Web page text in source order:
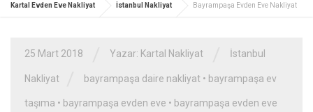
Kartal Evden Eve Nakliyat İstanbul Nakliyat Bayrampaşa Evden Eve Nakliyat
25 Mart 2018 Yazar: Kartal Nakliyat İstanbul
Nakliyat bayrampaşa daire nakliyat • bayrampaşa ev
taşıma • bayrampaşa evden eve • bayrampaşa evden eve